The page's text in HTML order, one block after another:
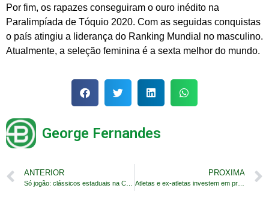
Por fim, os rapazes conseguiram o ouro inédito na
Paralimpíada de Tóquio 2020. Com as seguidas conquistas
o país atingiu a liderança do Ranking Mundial no masculino.
Atualmente, a seleção feminina é a sexta melhor do mundo.
George Fernandes
ANTERIOR PROXIMA
Atletas e ex-atletas investem em produtora e mídia